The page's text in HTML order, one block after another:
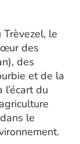
le
des
des
et de la
du
le